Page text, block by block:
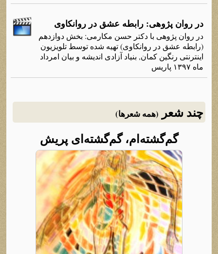
در روان پژوهی: رابطه عشق در روانکاوی
در روان پژوهی با دکتر حسن مکارمی: بخش دوازدهم
(رابطه عشق در روانکاوی) تهیه شده توسط تلویزیون
اینترنتی رنگین کمان, بنیاد آزادی اندیشه و بیان امرداد
ماه ۱۳۹۷ پاریس
چند شعر (همه شعرها)
گم‌گشته‌ام، گم‌گشته‌ای پریش